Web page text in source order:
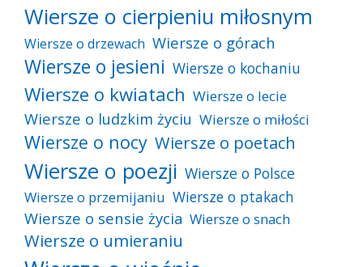
Wiersze o cierpieniu miłosnym
Wiersze o drzewach Wiersze o górach
Wiersze o jesieni Wiersze o kochaniu
Wiersze o kwiatach Wiersze o lecie
Wiersze o ludzkim życiu Wiersze o miłości
Wiersze o nocy Wiersze o poetach
Wiersze o poezji Wiersze o Polsce
Wiersze o przemijaniu Wiersze o ptakach
Wiersze o sensie życia Wiersze o snach
Wiersze o umieraniu